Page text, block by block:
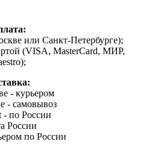
или Санкт-Петербурге);
(VISA, MasterCard, МИР,
- курьером
- самовывоз
- по России
России
по России